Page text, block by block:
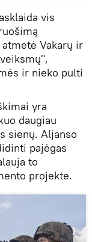
vis
Vakarų ir
ir nieko pulti
yra
daugiau
sienų. Aljanso
pajėgas
to
projekte.